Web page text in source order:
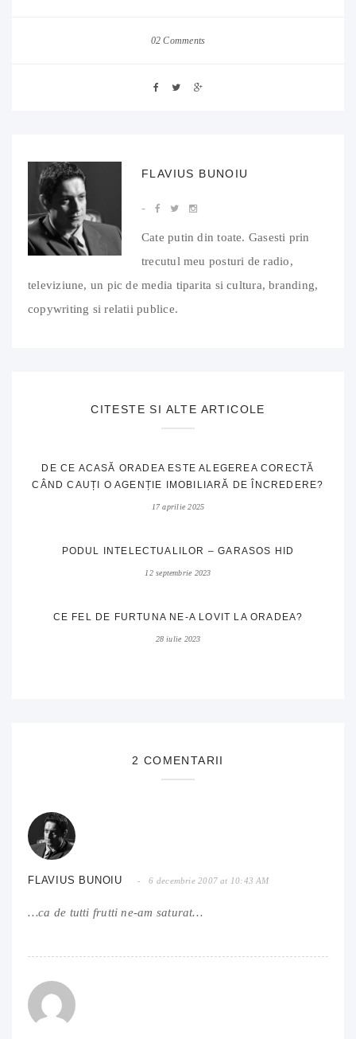
02 Comments
FLAVIUS BUNOIU
Cate putin din toate. Gasesti prin
trecutul meu posturi de radio,
televiziune, un pic de media tiparita si cultura, branding,
copywriting si relatii publice.
CITESTE SI ALTE ARTICOLE
DE CE ACASĂ ORADEA ESTE ALEGEREA CORECTĂ
CÂND CAUȚI O AGENȚIE IMOBILIARĂ DE ÎNCREDERE?
17 aprilie 2025
PODUL INTELECTUALILOR – GARASOS HID
12 septembrie 2023
CE FEL DE FURTUNA NE-A LOVIT LA ORADEA?
28 iulie 2023
2 COMENTARII
FLAVIUS BUNOIU 6 decembrie 2007 at 10:43 AM
…ca de tutti frutti ne-am saturat…